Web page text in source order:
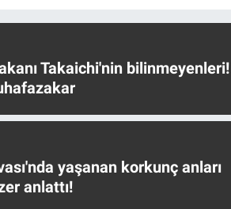
Takaichi'nin bilinmeyenleri!
yaşanan korkunç anları
anlattı!